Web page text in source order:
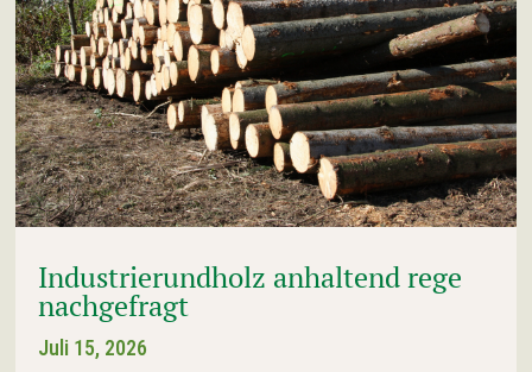
Industrierundholz anhaltend rege
nachgefragt
Juli 15, 2026